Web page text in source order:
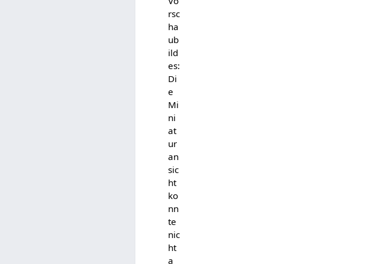
rsc
ha
ub
ild
es:
Di
e
Mi
ni
at
ur
an
sic
ht
ko
nn
te
nic
ht
a